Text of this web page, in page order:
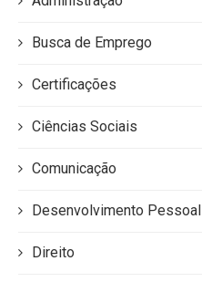
Busca de Emprego
Certificações
Ciências Sociais
Comunicação
Desenvolvimento Pessoal
Direito